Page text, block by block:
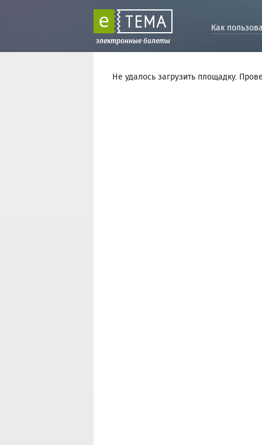
электронные билеты
Как
Не удалось загрузить площадку.